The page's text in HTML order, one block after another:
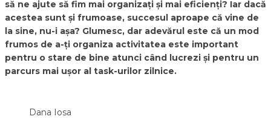
să ne ajute să fim mai organizați și mai eficienți? Iar dacă
acestea sunt și frumoase, succesul aproape că vine de
la sine, nu-i așa? Glumesc, dar adevărul este că un mod
frumos de a-ți organiza activitatea este important
pentru o stare de bine atunci când lucrezi și pentru un
parcurs mai ușor al task-urilor zilnice.
Dana Iosa